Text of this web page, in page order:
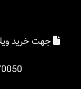
جهت خرید